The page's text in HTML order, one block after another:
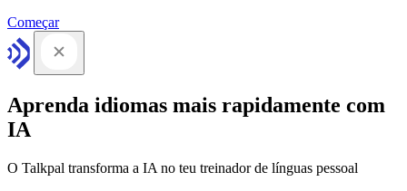
Começar
Aprenda idiomas mais rapidamente com
IA
O Talkpal transforma a IA no teu treinador de línguas pessoal